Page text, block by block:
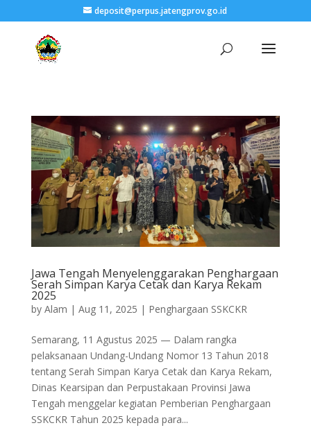
deposit@perpus.jatengprov.go.id
Jawa Tengah Menyelenggarakan Penghargaan
Serah Simpan Karya Cetak dan Karya Rekam
2025
by Alam | Aug 11, 2025 | Penghargaan SSKCKR
Semarang, 11 Agustus 2025 — Dalam rangka
pelaksanaan Undang-Undang Nomor 13 Tahun 2018
tentang Serah Simpan Karya Cetak dan Karya Rekam,
Dinas Kearsipan dan Perpustakaan Provinsi Jawa
Tengah menggelar kegiatan Pemberian Penghargaan
SSKCKR Tahun 2025 kepada para...